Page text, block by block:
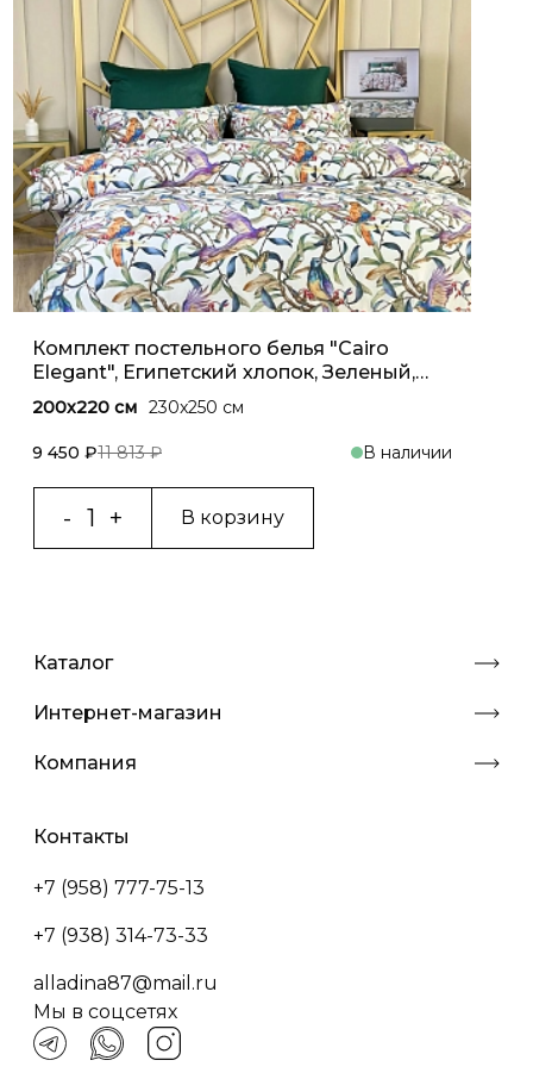
Комплект постельного белья "Cairo
Elegant", Египетский хлопок, Зеленый,
Темно-зеленый
200x220 см 230x250 см
9 450 ₽11 813 ₽ В наличии
В корзину
Каталог
Интернет-магазин
Компания
Контакты
+7 (958) 777-75-13
+7 (938) 314-73-33
alladina87@mail.ru
Мы в соцсетях